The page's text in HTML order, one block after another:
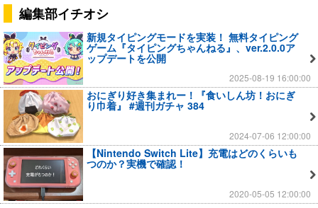
編集部イチオシ
新規タイピングモードを実装！ 無料タイピング
ゲーム『タイピングちゃんねる』、ver.2.0.0ア
ップデートを公開
2025-08-19 16:00:00
おにぎり好き集まれー！『食いしん坊！おにぎ
り巾着』 #週刊ガチャ 384
2024-07-06 12:00:00
【Nintendo Switch Lite】充電はどのくらいも
つのか？実機で確認！
2020-05-05 12:00:00